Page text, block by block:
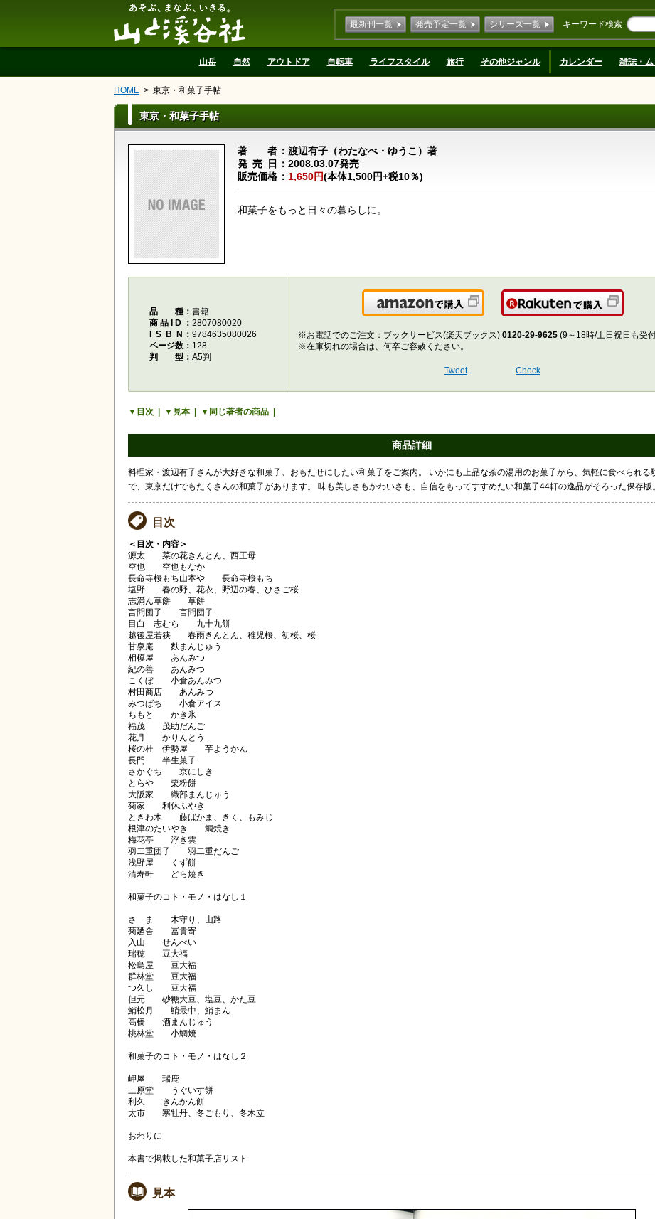
キーワード検索
最新刊一覧 発売予定一覧 シリーズ一覧
山岳 自然 アウトドア 自転車 ライフスタイル 旅行 その他ジャンル カレンダー 雑誌・ム
HOME 東京・和菓子手帖
東京・和菓子手帖
著者渡辺有子（わたなべ・ゆうこ）著
発売日 2008.03.07発売
販売価格
1,650円(本体1,500円+税10％)
和菓子をもっと日々の暮らしに。
品種書籍
商品ID
2807080020
ISBN
9784635080026
ページ数
128
判型A5判
Amazonで購入 楽天で購
※お電話でのご注文：ブックサービス(楽天ブックス) 0120-29-9625 (9～18時/土日祝日も受
※在庫切れの場合は、何卒ご容赦ください。
Tweet Check
目次 見本 同じ著者の商品
商品詳細
料理家・渡辺有子さんが大好きな和菓子、おもたせにしたい和菓子をご案内。 いかにも上品な茶の湯用のお菓子から、気軽に食べられる
で、東京だけでもたくさんの和菓子があります。 味も美しさもかわいさも、自信をもってすすめたい和菓子44軒の逸品がそろった保存版。
目次
＜目次・内容＞
源太 菜の花きんとん、西王母
空也 空也もなか
長命寺桜もち山本や 長命寺桜もち
塩野 春の野、花衣、野辺の春、ひさご桜
志満ん草餅 草餅
言問団子 言問団子
目白 志むら 九十九餅
越後屋若狭 春雨きんとん、稚児桜、初桜、桜
甘泉庵 麩まんじゅう
相模屋 あんみつ
紀の善 あんみつ
こくぼ 小倉あんみつ
村田商店 あんみつ
みつばち 小倉アイス
ちもと かき氷
福茂 茂助だんご
花月 かりんとう
桜の杜 伊勢屋 芋ようかん
長門 半生菓子
さかぐち 京にしき
とらや 栗粉餅
大阪家 織部まんじゅう
菊家 利休ふやき
ときわ木 藤ばかま、きく、もみじ
根津のたいやき 鯛焼き
梅花亭 浮き雲
羽二重団子 羽二重だんご
浅野屋 くず餅
清寿軒 どら焼き
和菓子のコト・モノ・はなし１
さゝま 木守り、山路
菊廼舎 冨貴寄
入山 せんべい
瑞穂 豆大福
松島屋 豆大福
群林堂 豆大福
つ久し 豆大福
但元 砂糖大豆、塩豆、かた豆
鮹松月 鮹最中、鮹まん
高橋 酒まんじゅう
桃林堂 小鯛焼
和菓子のコト・モノ・はなし２
岬屋 瑞鹿
三原堂 うぐいす餅
利久 きんかん餅
太市 寒牡丹、冬ごもり、冬木立
おわりに
本書で掲載した和菓子店リスト
見本